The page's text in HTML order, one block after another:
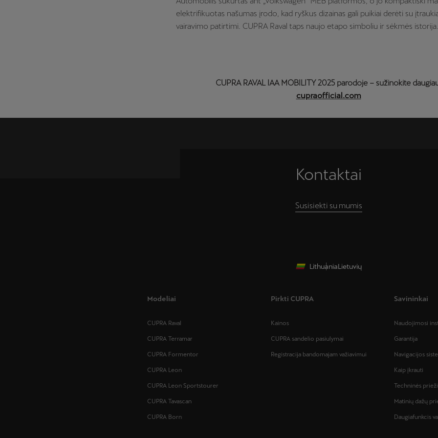
elektrifikuotas našumas įrodo, kad ryškus dizainas gali puikiai derėti su
vairavimo patirtimi. CUPRA Raval taps naujo etapo simboliu ir sėkmės istorija.
CUPRA RAVAL IAA MOBILITY 2025 parodoje – sužinokite
cupraofficial.com
Kontaktai
Susisiekti su mumis
LithuaniaLietuvių
Modeliai
CUPRA Raval
CUPRA Terramar
CUPRA Formentor
CUPRA Leon
CUPRA Leon Sportstourer
CUPRA Tavascan
CUPRA Born
Pirkti CUPRA
Kainos
CUPRA sandelio pasiulymai
Registracija bandomajam važiavimui
Savininkai
Naudojimosi
Garantija
Navigacijos
Kaip įkrauti
Techninės
Matinių dažų
Daugiafunkcis